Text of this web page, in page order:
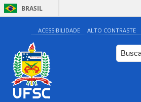
BRASIL
ACESSIBILIDADE ALTO CONTRASTE